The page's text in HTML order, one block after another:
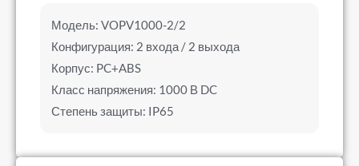
Модель: VOPV1000-2/2
Конфигурация: 2 входа / 2 выхода
Корпус: PC+ABS
Класс напряжения: 1000 В DC
Степень защиты: IP65